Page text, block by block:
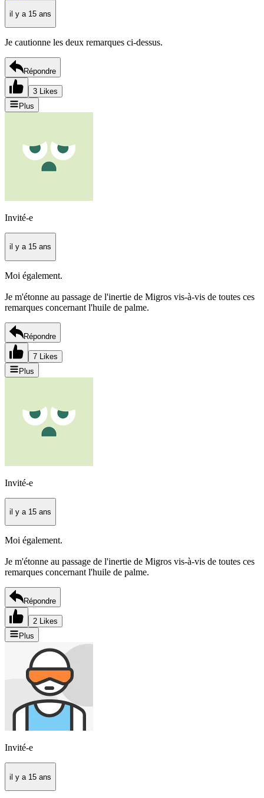
il y a 15 ans
Je cautionne les deux remarques ci-dessus.
Répondre
3 Likes
Plus
Invité-e
il y a 15 ans
Moi également.
Je m'étonne au passage de l'inertie de Migros vis-à-vis de toutes ces
remarques concernant l'huile de palme.
Répondre
7 Likes
Plus
Invité-e
il y a 15 ans
Moi également.
Je m'étonne au passage de l'inertie de Migros vis-à-vis de toutes ces
remarques concernant l'huile de palme.
Répondre
2 Likes
Plus
Invité-e
il y a 15 ans